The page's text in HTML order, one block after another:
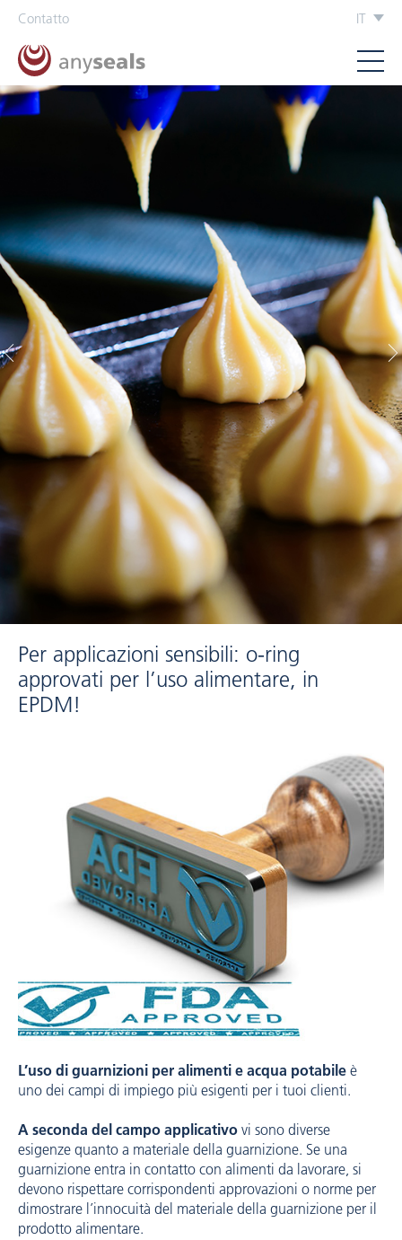
Contatto IT
Per applicazioni sensibili: o-ring
approvati per l’uso alimentare, in
EPDM!
L’uso di guarnizioni per alimenti e acqua potabile è
uno dei campi di impiego più esigenti per i tuoi clienti.
A seconda del campo applicativo vi sono diverse
esigenze quanto a materiale della guarnizione. Se una
guarnizione entra in contatto con alimenti da lavorare, si
devono rispettare corrispondenti approvazioni o norme per
dimostrare l’innocuità del materiale della guarnizione per il
prodotto alimentare.